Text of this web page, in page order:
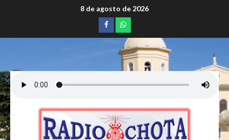
8 de agosto de 2026
Facebookwhatsapp